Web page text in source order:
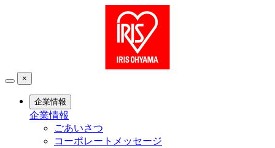
×
企業情報
企業情報
ごあいさつ
コーポレートメッセージ